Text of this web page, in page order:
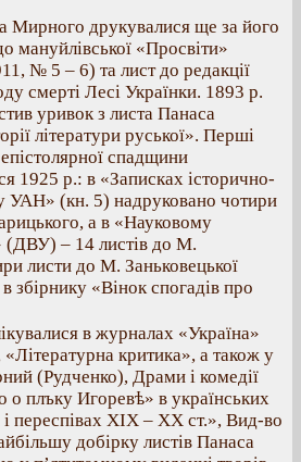
Мирного друкувалися ще за його
мануйлівської «Просвіти»
№ 5 – 6) та лист до редакції
смерті Лесі Українки. 1893 р.
уривок з листа Панаса
літератури руської». Перші
спадщини
1925 р.: в «Записках історично-
УАН» (кн. 5) надруковано чотири
а в «Науковому
(ДВУ) – 14 листів до М.
листи до М. Заньковецької
збірнику «Вінок спогадів про
в журналах «Україна»
критика», а також у
(Рудченко), Драми і комедії
плъку Игоревѣ» в українських
переспівах XIX – XX ст.», Вид-во
добірку листів Панаса